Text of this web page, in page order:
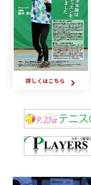
詳しくはこちら